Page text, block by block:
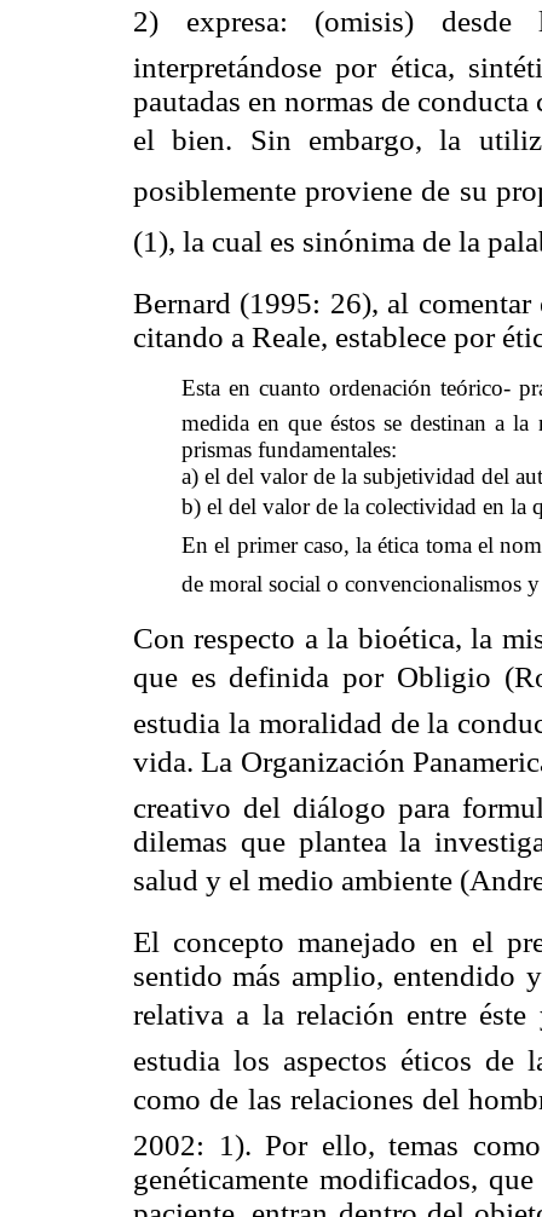
2) expresa: (omisis)
interpretándose por ética,
pautadas en normas de
el bien. Sin embargo, la
posiblemente proviene de su
(1), la cual es sinónima de la
Bernard (1995: 26), al
citando a Reale, establece por
Esta en cuanto ordenación teórico-
medida en que éstos se destinan a
prismas fundamentales:
a) el del valor de la subjetividad del
b) el del valor de la colectividad en la
En el primer caso, la ética toma el
de moral social o convencionalismos y
Con respecto a la bioética, la
que es definida por Obligio
estudia la moralidad de la
vida. La Organización
creativo del diálogo para
dilemas que plantea la
salud y el medio ambiente
El concepto manejado en el
sentido más amplio, entendido
relativa a la relación entre
estudia los aspectos éticos
como de las relaciones del
2002: 1). Por ello, temas
genéticamente modificados,